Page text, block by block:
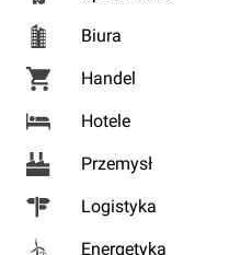
Biura
Handel
Hotele
Przemysł
Logistyka
Energetyka